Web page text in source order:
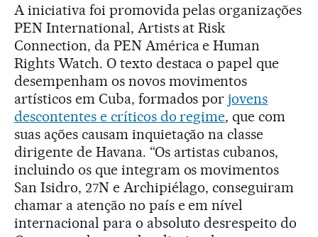
A iniciativa foi promovida pelas organizações
PEN International, Artists at Risk
Connection, da PEN América e Human
Rights Watch. O texto destaca o papel que
desempenham os novos movimentos
artísticos em Cuba, formados porjovens
descontentes e críticos do regime, que com
suas ações causam inquietação na classe
dirigente de Havana. “Os artistas cubanos,
incluindo os que integram os movimentos
San Isidro, 27N e Archipiélago, conseguiram
chamar a atenção no país e em nível
internacional para o absoluto desrespeito do